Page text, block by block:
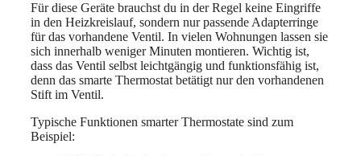
Für diese Geräte brauchst du in der Regel keine Eingriffe
in den Heizkreislauf, sondern nur passende Adapterringe
für das vorhandene Ventil. In vielen Wohnungen lassen sie
sich innerhalb weniger Minuten montieren. Wichtig ist,
dass das Ventil selbst leichtgängig und funktionsfähig ist,
denn das smarte Thermostat betätigt nur den vorhandenen
Stift im Ventil.
Typische Funktionen smarter Thermostate sind zum
Beispiel: